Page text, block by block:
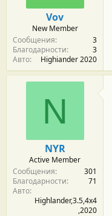
а
Vov
New Member
Сообщения
3
Благодарности
3
Авто
Highiander 2020
N
NYR
Active Member
Сообщения
301
Благодарности
71
Авто
Highlander,3.5,4х4
,2020